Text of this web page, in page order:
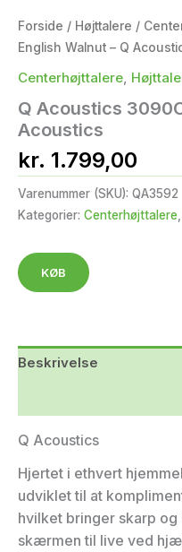
Forside / Højttalere /
English Walnut – Q
Centerhøjttalere,
Q Acoustics
Acoustics
kr. 1.799,00
Varenummer (SKU): QA3592
Kategorier: Centerhøjttalere
KØB
Beskrivelse
Q Acoustics
Hjertet i ethvert
udviklet til at
hvilket bringer skarp
skærmen til live ved